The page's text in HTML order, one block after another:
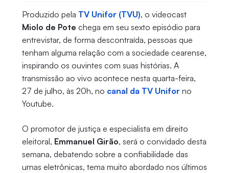
Produzido pela TV Unifor (TVU), o videocast
Miolo de Pote chega em seu sexto episódio para
entrevistar, de forma descontraída, pessoas que
tenham alguma relação com a sociedade cearense,
inspirando os ouvintes com suas histórias. A
transmissão ao vivo acontece nesta quarta-feira,
27 de julho, às 20h, no canal da TV Unifor no
Youtube.
O promotor de justiça e especialista em direito
eleitoral, Emmanuel Girão, será o convidado desta
semana, debatendo sobre a confiabilidade das
urnas eletrônicas, tema muito abordado nos últimos